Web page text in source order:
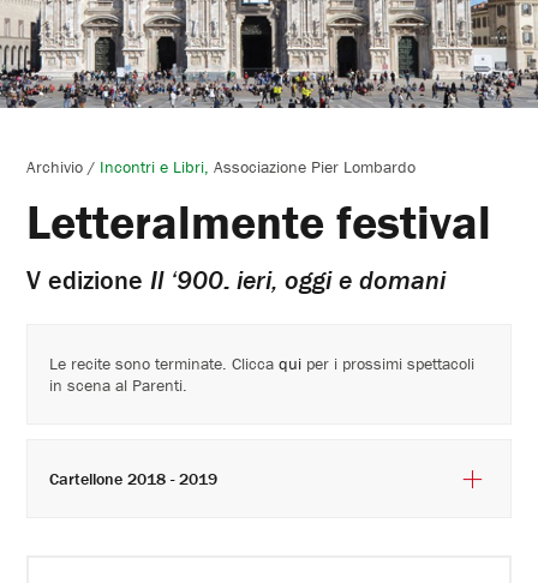
Archivio / Incontri e Libri Associazione Pier Lombardo
Letteralmente festival
V edizioneIl ‘900: ieri, oggi e domani
Le recite sono terminate. Cliccaqui per i prossimi spettacoli
in scena al Parenti.
Cartellone 2018 - 2019